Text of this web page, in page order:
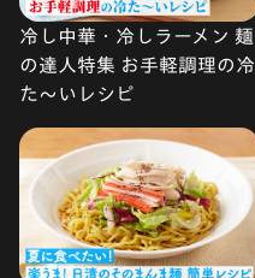
冷し中華・冷しラーメン 麺
の達人特集 お手軽調理の冷
た〜いレシピ